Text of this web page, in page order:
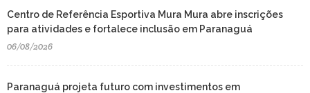
Centro de Referência Esportiva Mura Mura abre inscrições
para atividades e fortalece inclusão em Paranaguá
06/08/2026
Paranaguá projeta futuro com investimentos em